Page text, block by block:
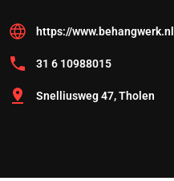
https://
31 6 10988015
Snelliusweg 47, Tholen